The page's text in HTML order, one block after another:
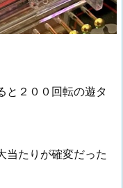
と２００回転の遊タ
当たりが確変だった